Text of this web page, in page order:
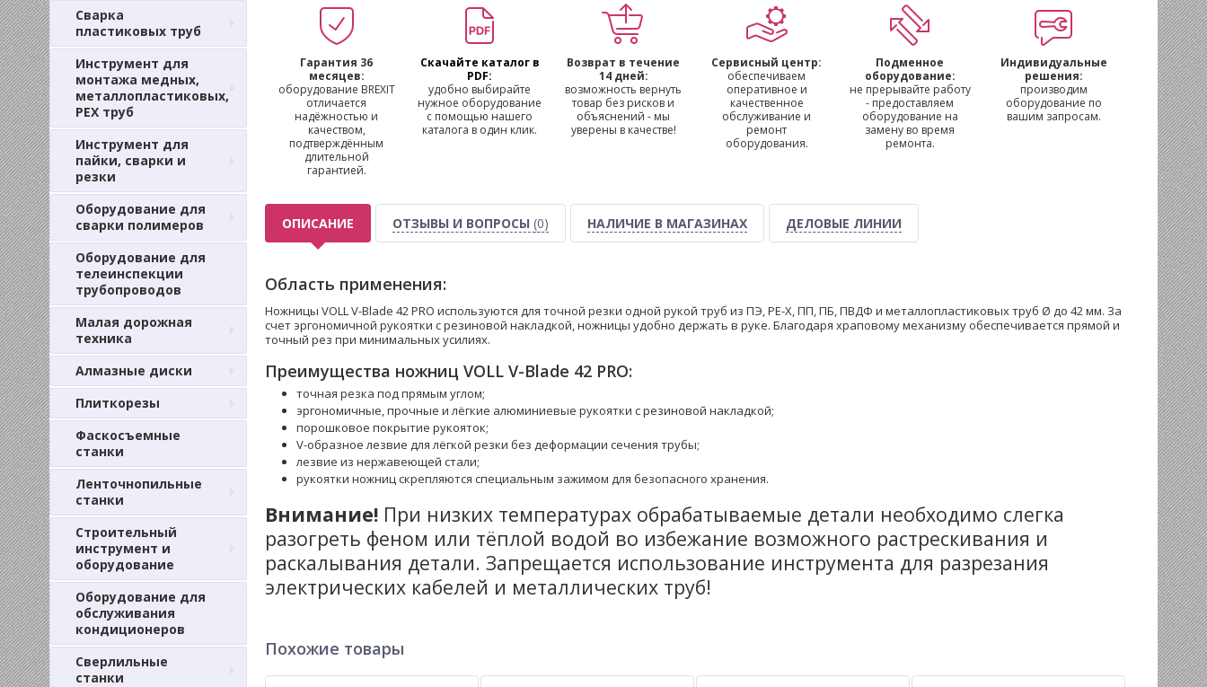
Сварка
пластиковых труб
Инструмент для
монтажа медных,
металлопластиковых,
PEX труб
Инструмент для
пайки, сварки и
резки
Оборудование для
сварки полимеров
Оборудование для
телеинспекции
трубопроводов
Малая дорожная
техника
Алмазные диски
Плиткорезы
Фаскосъемные
станки
Ленточнопильные
станки
Строительный
инструмент и
оборудование
Оборудование для
обслуживания
кондиционеров
Сверлильные
станки
Гарантия 36
месяцев:
оборудование BREXIT
отличается
надёжностью и
качеством,
подтверждённым
длительной
гарантией.
Скачайте каталог в
PDF:
удобно выбирайте
нужное оборудование
с помощью нашего
каталога в один клик.
Возврат в течение
14 дней:
возможность вернуть
товар без рисков и
объяснений - мы
уверены в качестве!
Сервисный центр:
обеспечиваем
оперативное и
качественное
обслуживание и
ремонт
оборудования.
Подменное
оборудование:
не прерывайте работу
- предоставляем
оборудование на
замену во время
ремонта.
Индивидуальные
решения:
производим
оборудование по
вашим запросам.
ОПИСАНИЕ ОТЗЫВЫ И ВОПРОСЫ (0) НАЛИЧИЕ В МАГАЗИНАХ ДЕЛОВЫЕ ЛИНИИ
Область применения:
Ножницы VOLL V-Blade 42 PRO используются для точной резки одной рукой труб из ПЭ, РЕ-Х, ПП, ПБ, ПВДФ и металлопластиковых труб Ø до 42 мм. За
счет эргономичной рукоятки с резиновой накладкой, ножницы удобно держать в руке. Благодаря храповому механизму обеспечивается прямой и
точный рез при минимальных усилиях.
Преимущества ножниц VOLL V-Blade 42 PRO:
точная резка под прямым углом;
эргономичные, прочные и лёгкие алюминиевые рукоятки с резиновой накладкой;
порошковое покрытие рукояток;
V-образное лезвие для лёгкой резки без деформации сечения трубы;
лезвие из нержавеющей стали;
рукоятки ножниц скрепляются специальным зажимом для безопасного хранения.
Внимание! При низких температурах обрабатываемые детали необходимо слегка
разогреть феном или тёплой водой во избежание возможного растрескивания и
раскалывания детали. Запрещается использование инструмента для разрезания
электрических кабелей и металлических труб!
Похожие товары